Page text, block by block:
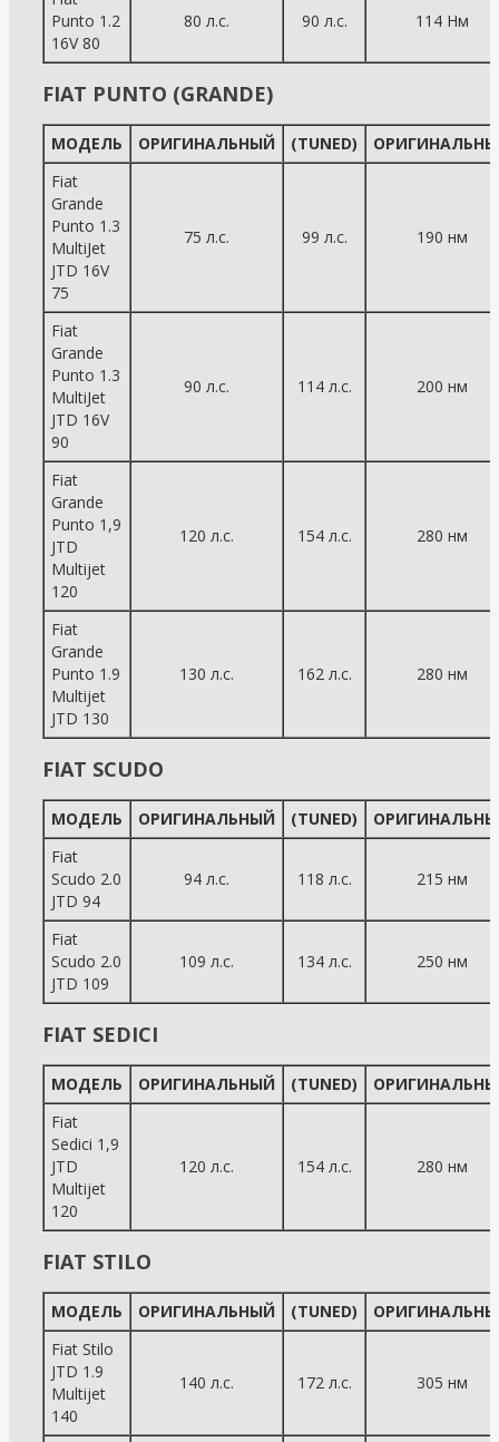
Punto 1.2
16V 80
80 л.с. 90 л.с. 114 Нм
FIAT PUNTO (GRANDE)
МОДЕЛЬ ОРИГИНАЛЬНЫЙ (TUNED)
Fiat
Grande
Punto 1.3
MultiJet
JTD 16V
75
75 л.с. 99 л.с. 190 нм
Fiat
Grande
Punto 1.3
MultiJet
JTD 16V
90
90 л.с. 114 л.с. 200 нм
Fiat
Grande
Punto 1,9
JTD
Multijet
120
120 л.с. 154 л.с. 280 нм
Fiat
Grande
Punto 1.9
Multijet
JTD 130
130 л.с. 162 л.с. 280 нм
FIAT SCUDO
МОДЕЛЬ ОРИГИНАЛЬНЫЙ (TUNED)
Fiat
Scudo 2.0
JTD 94
94 л.с. 118 л.с. 215 нм
Fiat
Scudo 2.0
JTD 109
109 л.с. 134 л.с. 250 нм
FIAT SEDICI
МОДЕЛЬ ОРИГИНАЛЬНЫЙ (TUNED)
Fiat
Sedici 1,9
JTD
Multijet
120
120 л.с. 154 л.с. 280 нм
FIAT STILO
МОДЕЛЬ ОРИГИНАЛЬНЫЙ (TUNED)
Fiat Stilo
JTD 1.9
Multijet
140
140 л.с. 172 л.с. 305 нм